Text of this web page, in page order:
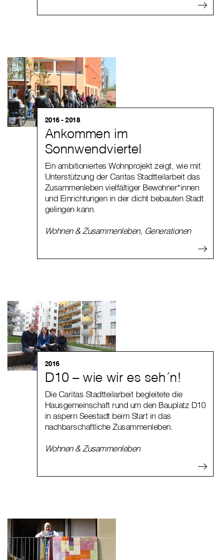
2016 - 2018
Ankommen im
Sonnwendviertel
Ein ambitioniertes Wohnprojekt zeigt, wie mit
Unterstützung der Caritas Stadtteilarbeit das
Zusammenleben vielfältiger Bewohner*innen
und Einrichtungen in der dicht bebauten Stadt
gelingen kann.
Wohnen & Zusammenleben, Generationen
2016
D10 – wie wir es seh´n!
Die Caritas Stadtteilarbeit begleitete die
Hausgemeinschaft rund um den Bauplatz D10
in aspern Seestadt beim Start in das
nachbarschaftliche Zusammenleben.
Wohnen & Zusammenleben